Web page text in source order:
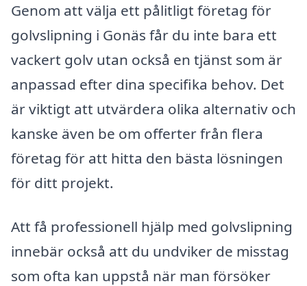
Genom att välja ett pålitligt företag för
golvslipning i Gonäs får du inte bara ett
vackert golv utan också en tjänst som är
anpassad efter dina specifika behov. Det
är viktigt att utvärdera olika alternativ och
kanske även be om offerter från flera
företag för att hitta den bästa lösningen
för ditt projekt.
Att få professionell hjälp med golvslipning
innebär också att du undviker de misstag
som ofta kan uppstå när man försöker